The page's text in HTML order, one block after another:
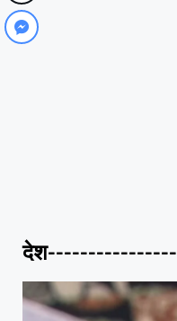
देश----------------